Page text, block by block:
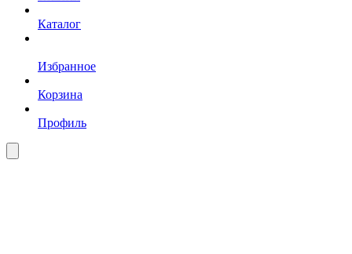
Каталог
Избранное
Корзина
Профиль